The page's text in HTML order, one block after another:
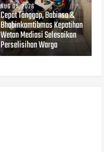
AUG 05, 2026
Cepat Tanggap, Babinsa &
Bhabinkamtibmas Kepatihan
Wetan Mediasi Selesaikan
Perselisihan Warga